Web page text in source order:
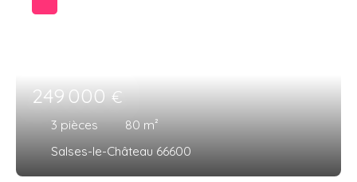
249 000€
3 pièces 80 m²
Salses-le-Château 66600